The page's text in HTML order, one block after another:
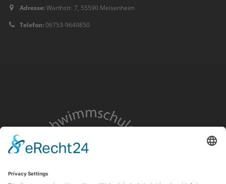
Adresse:Warthstr. 7, 55590 Meisenheim
Telefon:06753-9649850